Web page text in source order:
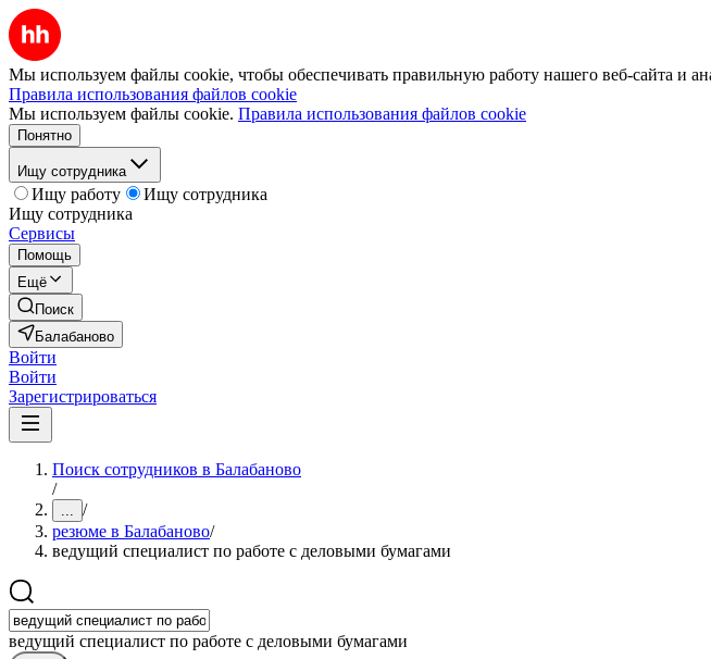
Мы используем файлы cookie, чтобы обеспечивать правильную работу нашего веб-сайта и
Правила использования файлов cookie
Мы используем файлы cookie. Правила использования файлов cookie
Понятно
Ищу сотрудника
Ищу работу
Ищу сотрудника
Ищу сотрудника
Сервисы
Помощь
Ещё
Поиск
Балабаново
Войти
Войти
Зарегистрироваться
Поиск сотрудников в Балабаново
/
... /
резюме в Балабаново/
ведущий специалист по работе с деловыми бумагами
ведущий специалист по работе с деловыми бумагами